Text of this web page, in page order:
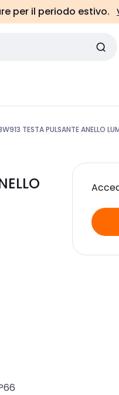
per il periodo estivo.
TESTA PULSANTE ANELLO